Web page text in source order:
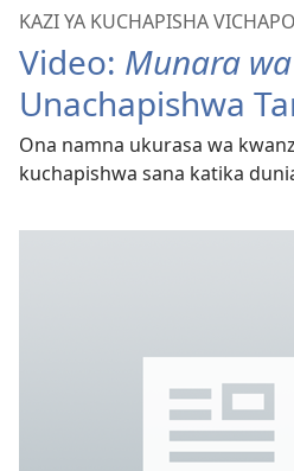
KAZI YA KUCHAPISHA VICHAPO
Video: Munara
Unachapishwa
Ona namna ukurasa wa
kuchapishwa sana katika